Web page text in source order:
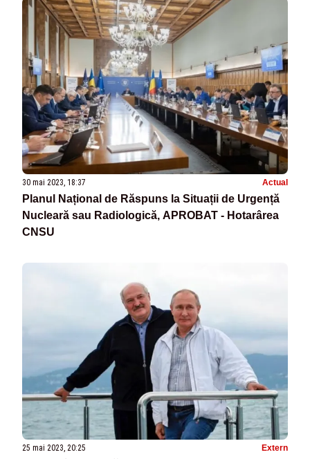
30 mai 2023, 18:37 Actual
Planul Național de Răspuns la Situații de Urgență
Nucleară sau Radiologică, APROBAT - Hotarârea
CNSU
25 mai 2023, 20:25 Extern